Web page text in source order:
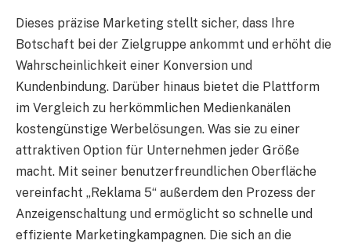
Dieses präzise Marketing stellt sicher, dass Ihre
Botschaft bei der Zielgruppe ankommt und erhöht die
Wahrscheinlichkeit einer Konversion und
Kundenbindung. Darüber hinaus bietet die Plattform
im Vergleich zu herkömmlichen Medienkanälen
kostengünstige Werbelösungen. Was sie zu einer
attraktiven Option für Unternehmen jeder Größe
macht. Mit seiner benutzerfreundlichen Oberfläche
vereinfacht „Reklama 5“ außerdem den Prozess der
Anzeigenschaltung und ermöglicht so schnelle und
effiziente Marketingkampagnen. Die sich an die